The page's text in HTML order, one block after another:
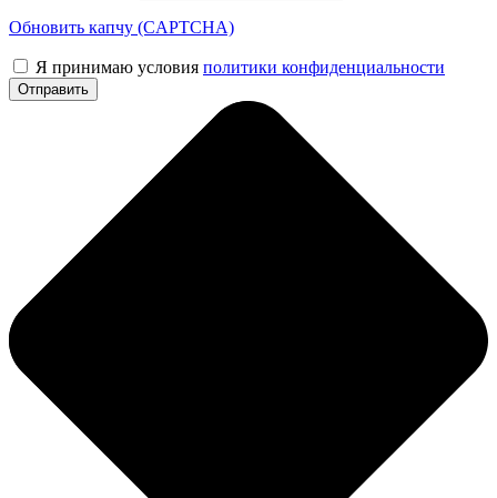
Обновить капчу (CAPTCHA)
Я принимаю условия политики конфиденциальности
Отправить